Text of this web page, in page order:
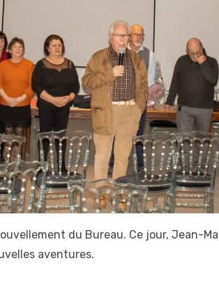
du Bureau. Ce jour, Jean-
aventures.